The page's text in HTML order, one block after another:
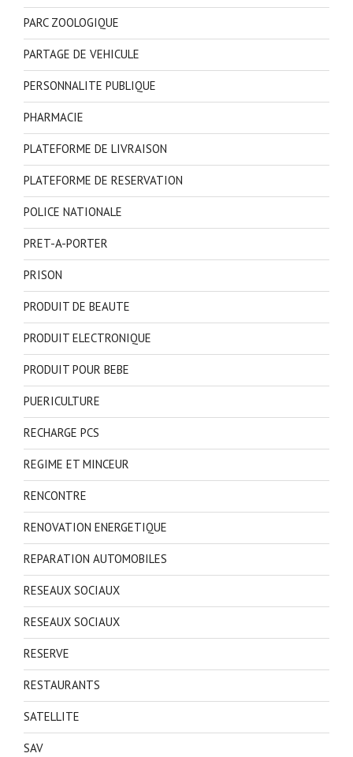
PARC ZOOLOGIQUE
PARTAGE DE VEHICULE
PERSONNALITE PUBLIQUE
PHARMACIE
PLATEFORME DE LIVRAISON
PLATEFORME DE RESERVATION
POLICE NATIONALE
PRET-A-PORTER
PRISON
PRODUIT DE BEAUTE
PRODUIT ELECTRONIQUE
PRODUIT POUR BEBE
PUERICULTURE
RECHARGE PCS
REGIME ET MINCEUR
RENCONTRE
RENOVATION ENERGETIQUE
REPARATION AUTOMOBILES
RESEAUX SOCIAUX
RESEAUX SOCIAUX
RESERVE
RESTAURANTS
SATELLITE
SAV